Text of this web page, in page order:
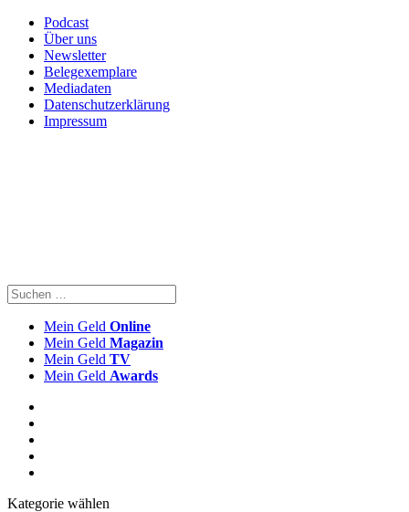
Podcast
Über uns
Newsletter
Belegexemplare
Mediadaten
Datenschutzerklärung
Impressum
Mein Geld Online
Mein Geld Magazin
Mein Geld TV
Mein Geld Awards
Kategorie wählen